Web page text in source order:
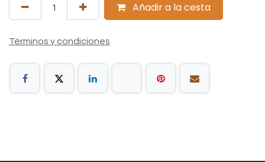
Añadir a la cesta
Términos y condiciones